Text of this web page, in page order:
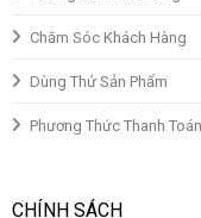
Chăm Sóc Khách Hàng
Dùng Thử Sản Phẩm
Phương Thức Thanh Toán
CHÍNH SÁCH